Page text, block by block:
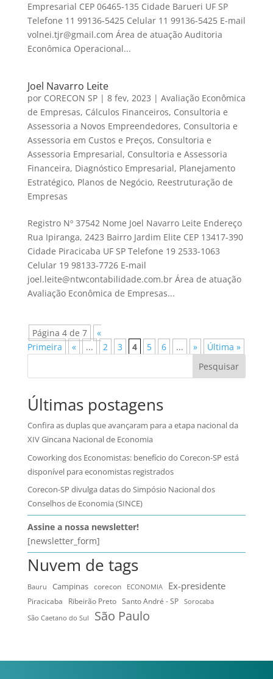
Empresarial CEP 06465-135 Cidade Barueri UF SP
Telefone 11 99136-5425 Celular 11 99136-5425 E-mail
volnei.tjr@gmail.com Área de atuação Auditoria
Econômica Operacional...
Joel Navarro Leite
por CORECON SP| 8 fev, 2023 | Avaliação Econômica
de Empresas, Cálculos Financeiros, Consultoria e
Assessoria a Novos Empreendedores, Consultoria e
Assessoria em Custos e Preços, Consultoria e
Assessoria Empresarial, Consultoria e Assessoria
Financeira, Diagnóstico Empresarial, Planejamento
Estratégico, Planos de Negócio, Reestruturação de
Empresas
Registro Nº 37542 Nome Joel Navarro Leite Endereço
Rua Ipiranga, 2423 Bairro Jardim Elite CEP 13417-390
Cidade Piracicaba UF SP Telefone 19 2533-1063
Celular 19 98133-7726 E-mail
joel.leite@ntwcontabilidade.com.br Área de atuação
Avaliação Econômica de Empresas...
Página 4 de 7
«
Primeira
« ... 2 3 4 5 6 ... »
Última »
Pesquisar
Últimas postagens
Confira as duplas que avançaram para a etapa nacional da
XIV Gincana Nacional de Economia
Coworking dos Economistas: benefício do Corecon-SP está
disponível para economistas registrados
Corecon-SP divulga datas do Simpósio Nacional dos
Conselhos de Economia (SINCE)
Assine a nossa newsletter!
[newsletter_form]
Nuvem de tags
Bauru Campinas corecon ECONOMIA Ex-presidente
Piracicaba Ribeirão Preto Santo André - SP
Sorocaba
São Caetano do Sul
São Paulo